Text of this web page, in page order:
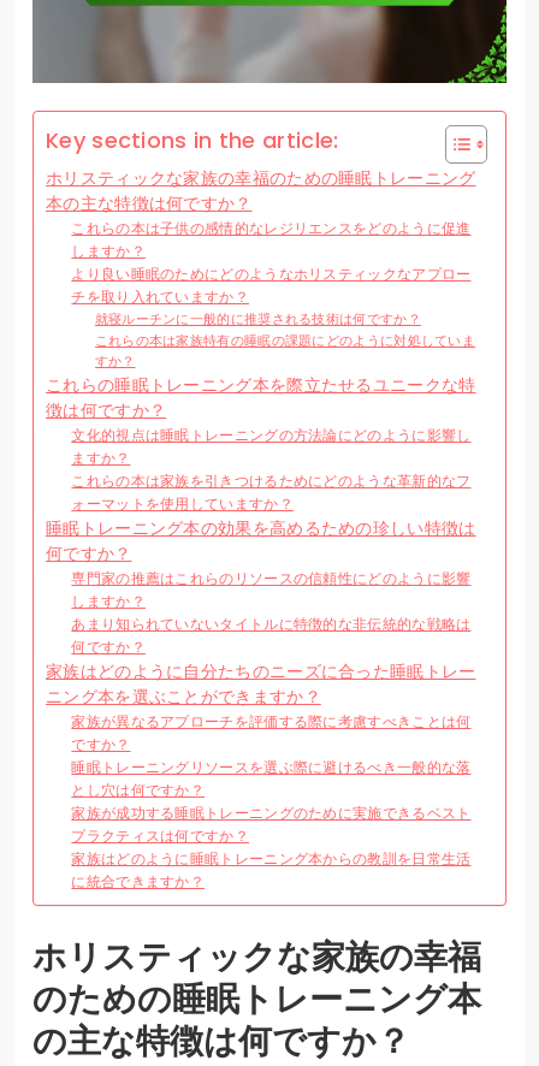
Key sections in the article:
ホリスティックな家族の幸福のための睡眠トレーニング
本の主な特徴は何ですか？
これらの本は子供の感情的なレジリエンスをどのように促進
しますか？
より良い睡眠のためにどのようなホリスティックなアプロー
チを取り入れていますか？
就寝ルーチンに一般的に推奨される技術は何ですか？
これらの本は家族特有の睡眠の課題にどのように対処していま
すか？
これらの睡眠トレーニング本を際立たせるユニークな特
徴は何ですか？
文化的視点は睡眠トレーニングの方法論にどのように影響し
ますか？
これらの本は家族を引きつけるためにどのような革新的なフ
ォーマットを使用していますか？
睡眠トレーニング本の効果を高めるための珍しい特徴は
何ですか？
専門家の推薦はこれらのリソースの信頼性にどのように影響
しますか？
あまり知られていないタイトルに特徴的な非伝統的な戦略は
何ですか？
家族はどのように自分たちのニーズに合った睡眠トレー
ニング本を選ぶことができますか？
家族が異なるアプローチを評価する際に考慮すべきことは何
ですか？
睡眠トレーニングリソースを選ぶ際に避けるべき一般的な落
とし穴は何ですか？
家族が成功する睡眠トレーニングのために実施できるベスト
プラクティスは何ですか？
家族はどのように睡眠トレーニング本からの教訓を日常生活
に統合できますか？
ホリスティックな家族の幸福
のための睡眠トレーニング本
の主な特徴は何ですか？